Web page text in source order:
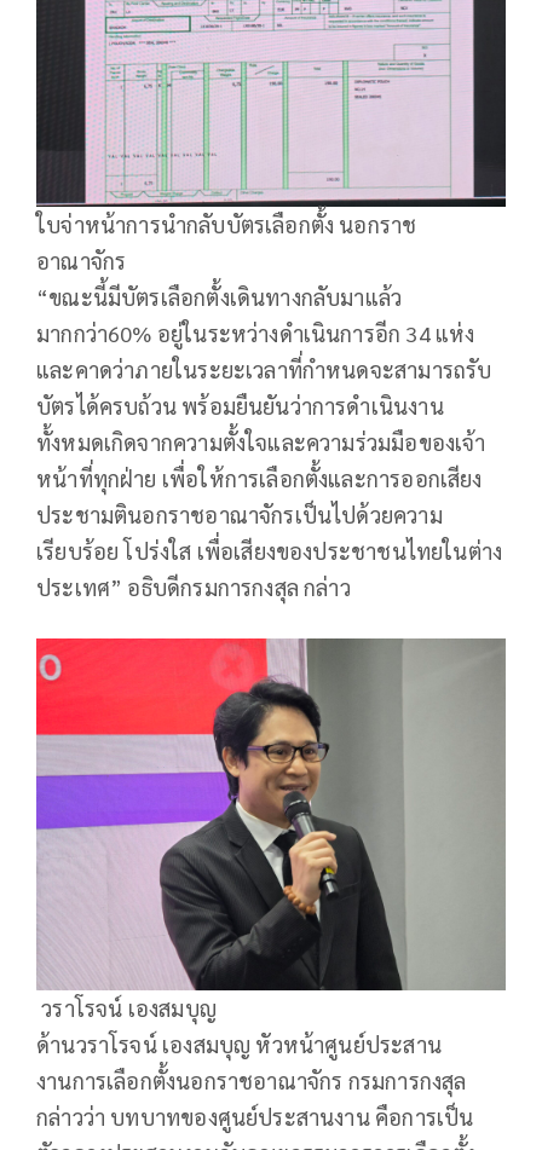
ใบจ่าหน้าการนำกลับบัตรเลือกตั้ง นอกราช
อาณาจักร
“ขณะนี้มีบัตรเลือกตั้งเดินทางกลับมาแล้ว
มากกว่า60% อยู่ในระหว่างดำเนินการอีก 34 แห่ง
และคาดว่าภายในระยะเวลาที่กำหนดจะสามารถรับ
บัตรได้ครบถ้วน พร้อมยืนยันว่าการดำเนินงาน
ทั้งหมดเกิดจากความตั้งใจและความร่วมมือของเจ้า
หน้าที่ทุกฝ่าย เพื่อให้การเลือกตั้งและการออกเสียง
ประชามตินอกราชอาณาจักรเป็นไปด้วยความ
เรียบร้อย โปร่งใส เพื่อเสียงของประชาชนไทยในต่าง
ประเทศ” อธิบดีกรมการกงสุล กล่าว
วราโรจน์ เองสมบุญ
ด้านวราโรจน์ เองสมบุญ หัวหน้าศูนย์ประสาน
งานการเลือกตั้งนอกราชอาณาจักร กรมการกงสุล
กล่าวว่า บทบาทของศูนย์ประสานงาน คือการเป็น